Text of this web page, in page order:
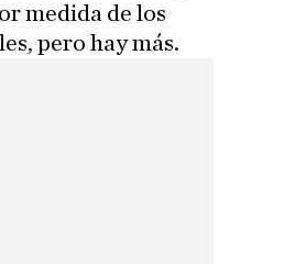
medida de los
pero hay más.